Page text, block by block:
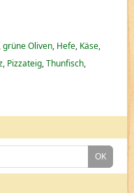
grüne Oliven, Hefe, Käse,
, Pizzateig,Thunfisch,